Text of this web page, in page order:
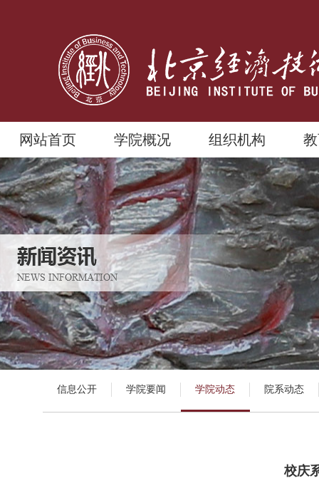
网站首页 学院概况 组织机构
信息公开 学院要闻 学院动态 院系动态
校庆